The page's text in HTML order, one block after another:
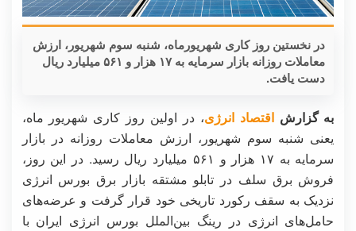
در نخستین روز کاری شهریورماه، شنبه سوم شهریور، ارزش
معاملات روزانه بازار سرمایه به ۱۷ هزار و ۵۶۱ میلیارد ریال
دست یافت.
به گزارشاقتصاد انرژی، در اولین روز کاری شهریور ماه،
یعنی شنبه سوم شهریور، ارزش معاملات روزانه در بازار
سرمایه به ۱۷ هزار و ۵۶۱ میلیارد ریال رسید. در این روز،
فروش برق سلف در تابلو مشتقه بازار برق بورس انرژی
نزدیک به سقف رکورد تاریخی خود قرار گرفت و عرضه‌های
حامل‌های انرژی در رینگ بین‌الملل بورس انرژی ایران با